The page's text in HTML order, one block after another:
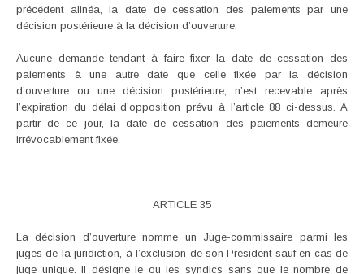
précédent alinéa, la date de cessation des paiements par une
décision postérieure à la décision d’ouverture.
Aucune demande tendant à faire fixer la date de cessation des
paiements à une autre date que celle fixée par la décision
d’ouverture ou une décision postérieure, n’est recevable après
l’expiration du délai d’opposition prévu à l’article 88 ci-dessus. A
partir de ce jour, la date de cessation des paiements demeure
irrévocablement fixée.
ARTICLE 35
La décision d’ouverture nomme un Juge-commissaire parmi les
juges de la juridiction, à l’exclusion de son Président sauf en cas de
juge unique. Il désigne le ou les syndics sans que le nombre de